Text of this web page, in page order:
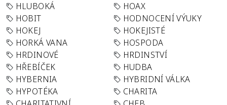
HLUBOKÁ
HOAX
HOBIT
HODNOCENÍ VÝUKY
HOKEJ
HOKEJISTÉ
HORKÁ VANA
HOSPODA
HRDINOVÉ
HRDINSTVÍ
HŘEBÍČEK
HUDBA
HYBERNIA
HYBRIDNÍ VÁLKA
HYPOTÉKA
CHARITA